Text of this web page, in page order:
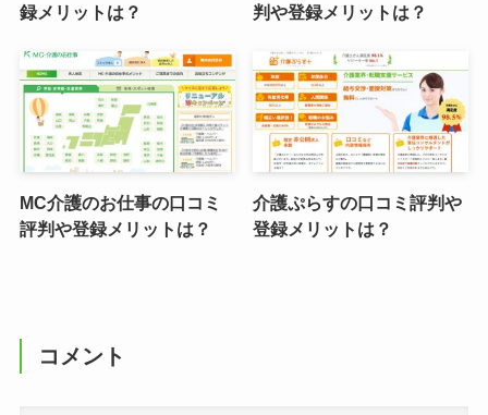
録メリットは？
判や登録メリットは？
MC介護のお仕事の口コミ
評判や登録メリットは？
介護ぷらすの口コミ評判や
登録メリットは？
コメント